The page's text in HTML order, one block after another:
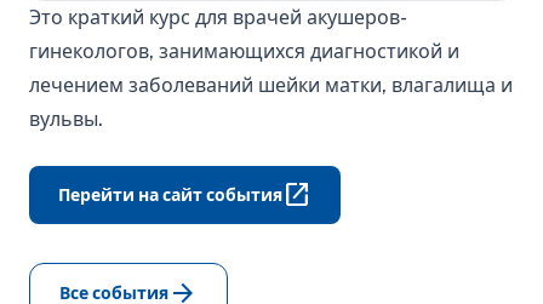
Это краткий курс для врачей акушеров-
гинекологов, занимающихся диагностикой и
лечением заболеваний шейки матки, влагалища и
вульвы.
Перейти на сайт событияopen_in_new
Все события arrow_forward